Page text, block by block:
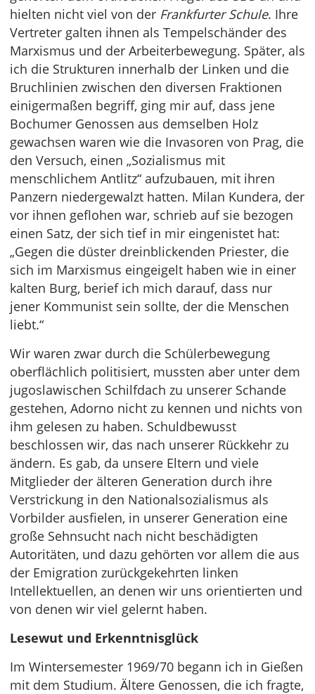
hielten nicht viel von der Frankfurter Schule. Ihre
Vertreter galten ihnen als Tempelschänder des
Marxismus und der Arbeiterbewegung. Später, als
ich die Strukturen innerhalb der Linken und die
Bruchlinien zwischen den diversen Fraktionen
einigermaßen begriff, ging mir auf, dass jene
Bochumer Genossen aus demselben Holz
gewachsen waren wie die Invasoren von Prag, die
den Versuch, einen „Sozialismus mit
menschlichem Antlitz“ aufzubauen, mit ihren
Panzern niedergewalzt hatten. Milan Kundera, der
vor ihnen geflohen war, schrieb auf sie bezogen
einen Satz, der sich tief in mir eingenistet hat:
„Gegen die düster dreinblickenden Priester, die
sich im Marxismus eingeigelt haben wie in einer
kalten Burg, berief ich mich darauf, dass nur
jener Kommunist sein sollte, der die Menschen
liebt.“
Wir waren zwar durch die Schülerbewegung
oberflächlich politisiert, mussten aber unter dem
jugoslawischen Schilfdach zu unserer Schande
gestehen, Adorno nicht zu kennen und nichts von
ihm gelesen zu haben. Schuldbewusst
beschlossen wir, das nach unserer Rückkehr zu
ändern. Es gab, da unsere Eltern und viele
Mitglieder der älteren Generation durch ihre
Verstrickung in den Nationalsozialismus als
Vorbilder ausfielen, in unserer Generation eine
große Sehnsucht nach nicht beschädigten
Autoritäten, und dazu gehörten vor allem die aus
der Emigration zurückgekehrten linken
Intellektuellen, an denen wir uns orientierten und
von denen wir viel gelernt haben.
Lesewut und Erkenntnisglück
Im Wintersemester 1969/70 begann ich in Gießen
mit dem Studium. Ältere Genossen, die ich fragte,